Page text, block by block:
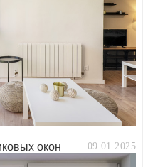
окон 09.01.2025